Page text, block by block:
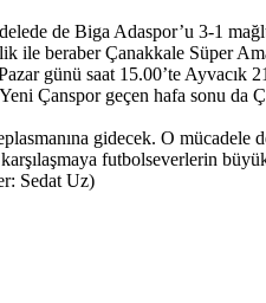
de Biga Adaspor’u 3-1
ile beraber Çanakkale Süper
günü saat 15.00’te
Çanspor geçen hafa sonu
gidecek. O mücadele
futbolseverlerin
Sedat Uz)